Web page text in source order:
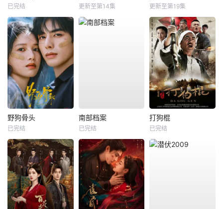
已完结 更新至第14集 更新至第19集
野狗骨头
已完结
南部档案
已完结
打狗棍
已完结